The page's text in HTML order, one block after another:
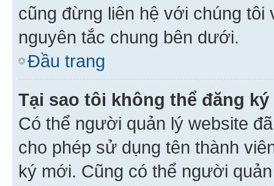
cũng đừng liên hệ với chúng
nguyên tắc chung bên dưới.
Đầu trang
Tại sao tôi không thể đăng
Có thể người quản lý website
cho phép sử dụng tên thành
ký mới. Cũng có thể người